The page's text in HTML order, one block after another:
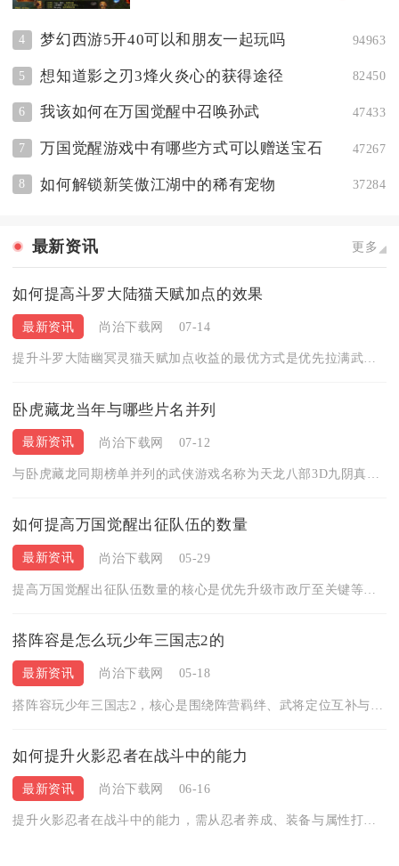
4 梦幻西游5开40可以和朋友一起玩吗 94963
5 想知道影之刃3烽火炎心的获得途径 82450
6 我该如何在万国觉醒中召唤孙武 47433
7 万国觉醒游戏中有哪些方式可以赠送宝石 47267
8 如何解锁新笑傲江湖中的稀有宠物 37284
最新资讯 更多
如何提高斗罗大陆猫天赋加点的效果
最新资讯 尚治下载网 07-14
提升斗罗大陆幽冥灵猫天赋加点收益的最优方式是优先拉满武魂天赋...
卧虎藏龙当年与哪些片名并列
最新资讯 尚治下载网 07-12
如何提高万国觉醒出征队伍的数量
最新资讯 尚治下载网 05-29
搭阵容是怎么玩少年三国志2的
最新资讯 尚治下载网 05-18
如何提升火影忍者在战斗中的能力
最新资讯 尚治下载网 06-16
提升火影忍者在战斗中的能力，需从忍者养成、装备与属性打造、秘...